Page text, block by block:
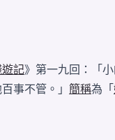
記》第一九回：「
事不管。」 簡稱為「